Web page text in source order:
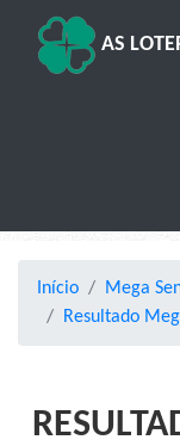
AS
Início
Mega
Resultado